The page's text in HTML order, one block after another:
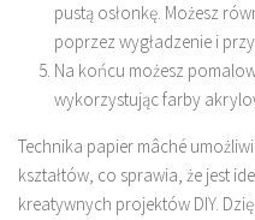
pustą osłonkę. Możesz
poprzez wygładzenie i
Na końcu możesz
wykorzystując farby
Technika papier mâché
kształtów, co sprawia, że ​​jest
kreatywnych projektów DIY.